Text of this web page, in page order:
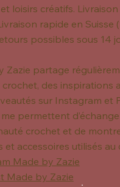
loisirs créatifs.
rapide en Suisse
possibles sous 14
Zazie partage
crochet, des inspirations
sur Instagram et
me permettent
crochet et de
et accessoires utilisés au
Made by Zazie
Made by Zazie